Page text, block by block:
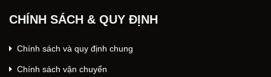
CHÍNH SÁCH & QUY ĐỊNH
Chính sách và quy định chung
Chính sách vận chuyển